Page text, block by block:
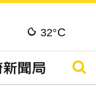
32°C
搜尋